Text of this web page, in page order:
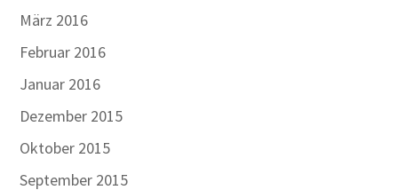
März 2016
Februar 2016
Januar 2016
Dezember 2015
Oktober 2015
September 2015